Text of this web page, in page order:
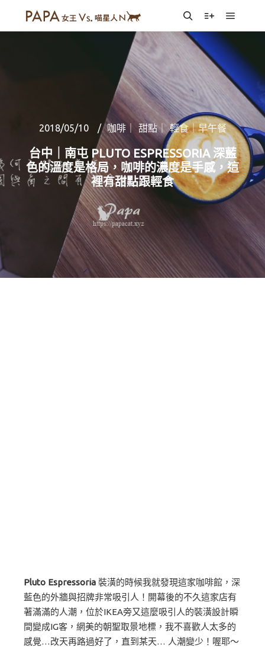
SearchMore info
Main
2018/05/10 咖啡｜ 甜點｜ 輕食｜早午餐
台中｜南屯 PLUTO ESPRESSORIA 深藍
色的溫度是格局，咖啡的濃度是手感，這
裡有甜點跟輕食
Pluto Espressoria 裝潢的時候我就發現這家咖啡館，深
藍色的外牆與招牌非常吸引人！開幕後的不久這家店有
著滿滿的人潮，位於IKEA旁又這麼吸引人的裝潢設計瞬
間變成IG客，網美的朝聖取景地標，我不喜歡人太多的
感覺…改天再路過好了，直到某天… 人潮變少！喔耶～